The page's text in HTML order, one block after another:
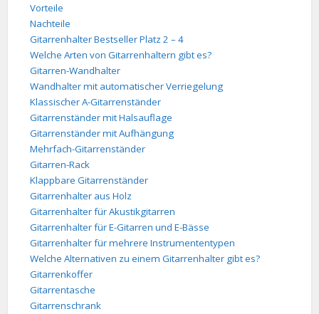
Vorteile
Nachteile
Gitarrenhalter Bestseller Platz 2 – 4
Welche Arten von Gitarrenhaltern gibt es?
Gitarren-Wandhalter
Wandhalter mit automatischer Verriegelung
Klassischer A-Gitarrenständer
Gitarrenständer mit Halsauflage
Gitarrenständer mit Aufhängung
Mehrfach-Gitarrenständer
Gitarren-Rack
Klappbare Gitarrenständer
Gitarrenhalter aus Holz
Gitarrenhalter für Akustikgitarren
Gitarrenhalter für E-Gitarren und E-Bässe
Gitarrenhalter für mehrere Instrumententypen
Welche Alternativen zu einem Gitarrenhalter gibt es?
Gitarrenkoffer
Gitarrentasche
Gitarrenschrank